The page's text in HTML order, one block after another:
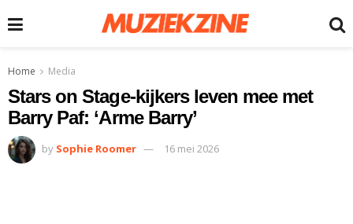
Home Media
Stars on Stage-kijkers leven mee met
Barry Paf: ‘Arme Barry’
by Sophie Roomer 16 mei 2026